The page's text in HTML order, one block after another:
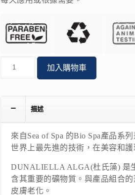
加入購物車
描述
來自Sea of Spa 的Bio Spa產品系
世界上最先進的技術，在美容和護
DUNALIELLA ALGA(杜氏藻) 是
含其重要的礦物質。與產品組合
皮膚老化。